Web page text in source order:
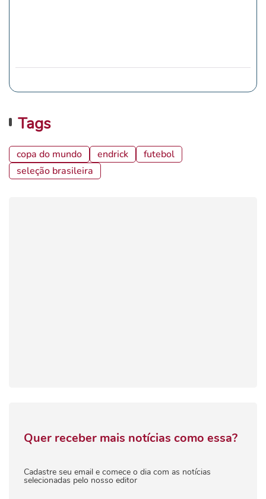
Tags
copa do mundo endrick
futebol
seleção brasileira
Quer receber mais notícias como essa?
Cadastre seu email e comece o dia com as notícias
selecionadas pelo nosso editor